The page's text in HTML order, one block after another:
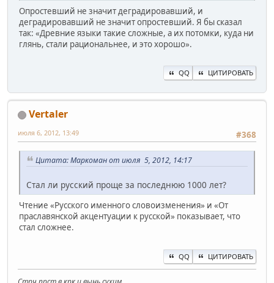
Опростевший не значит деградировавший, и
деградировавший не значит опростевший. Я бы сказал
так: «Древние языки такие сложные, а их потомки, куда ни
глянь, стали рациональнее, и это хорошо».
QQ ЦИТИРОВАТЬ
Vertaler
#368
июля 6, 2012, 13:49
Цитата: Маркоман от июля 5, 2012, 14:17
Стал ли русский проще за последнюю 1000 лет?
Чтение «Русского именного словоизменения» и «От
праславянской акцентуации к русской» показывает, что
стал сложнее.
QQ ЦИТИРОВАТЬ